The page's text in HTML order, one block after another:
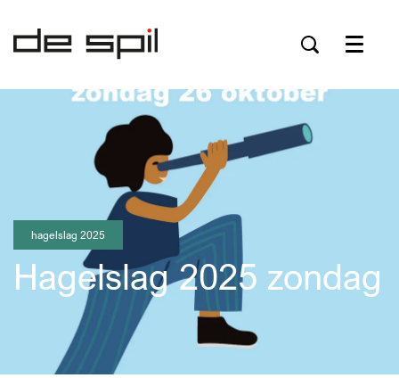
Menu
hagelslag 2025
Hagelslag 2025 zondag